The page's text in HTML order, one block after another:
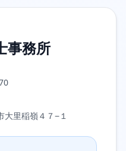
事務所
大里稲嶺４７−１